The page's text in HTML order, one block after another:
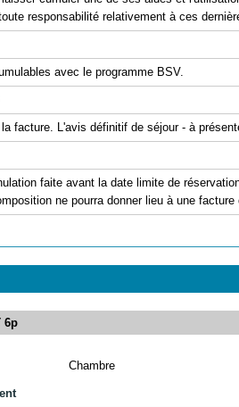
responsabilité relativement à ces
avec le programme BSV.
facture. L'avis définitif de séjour - à
faite avant la date limite de
ne pourra donner lieu à une
6p
Chambre